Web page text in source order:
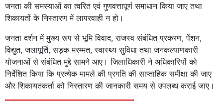
जनता की समस्याओं का त्वरित एवं गुणवत्तापूर्ण समाधान किया जाए तथा
शिकायतों के निस्तारण में लापरवाही न हो।
जनता दर्शन में मुख्य रूप से भूमि विवाद, राजस्व संबंधित प्रकरण, पेंशन,
विद्युत, जलापूर्ति, सड़क मरम्मत, स्वास्थ्य सुविधा तथा जनकल्याणकारी
योजनाओं से संबंधित मुद्दे सामने आए। जिलाधिकारी ने अधिकारियों को
निर्देशित किया कि प्रत्येक मामले की प्रगति की साप्ताहिक समीक्षा की जाए
और शिकायतकर्ता को निस्तारण की जानकारी समय से उपलब्ध कराई जाए।